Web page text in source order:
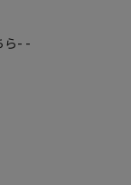
ら- -